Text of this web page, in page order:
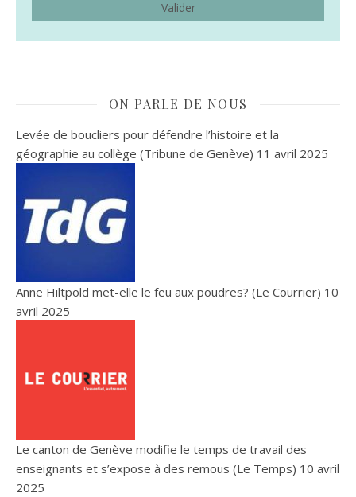
ON PARLE DE NOUS
Levée de boucliers pour défendre l’histoire et la
géographie au collège (Tribune de Genève) 11 avril 2025
Anne Hiltpold met-elle le feu aux poudres? (Le Courrier) 10
avril 2025
Le canton de Genève modifie le temps de travail des
enseignants et s’expose à des remous (Le Temps) 10 avril
2025